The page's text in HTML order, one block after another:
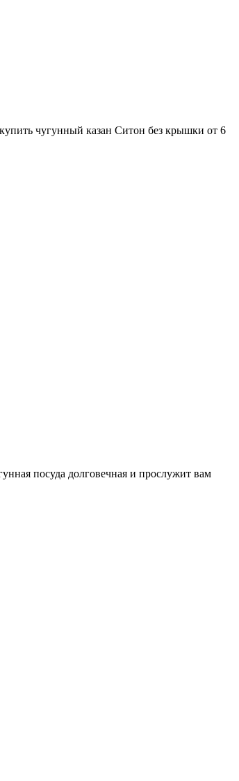
чугунный казан Ситон без крышки от 6
посуда долговечная и прослужит вам